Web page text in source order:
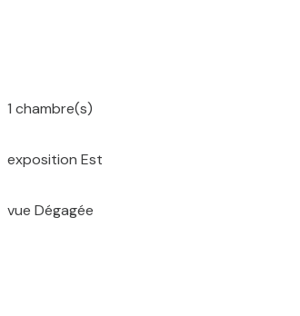
1 chambre(s)
exposition Est
vue Dégagée